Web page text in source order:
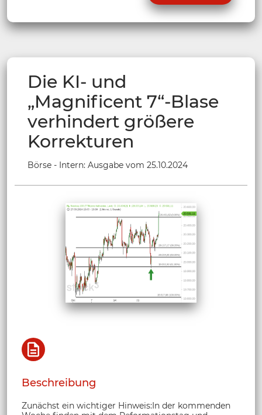
Die KI- und
„Magnificent 7“-Blase
verhindert größere
Korrekturen
Börse - Intern: Ausgabe vom 25.10.2024
Beschreibung
Zunächst ein wichtiger Hinweis:In der kommenden